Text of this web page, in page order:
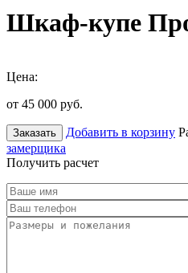
Шкаф-купе
Цена:
от 45 000 руб.
Заказать Добавить в корзину
замерщика
Получить расчет